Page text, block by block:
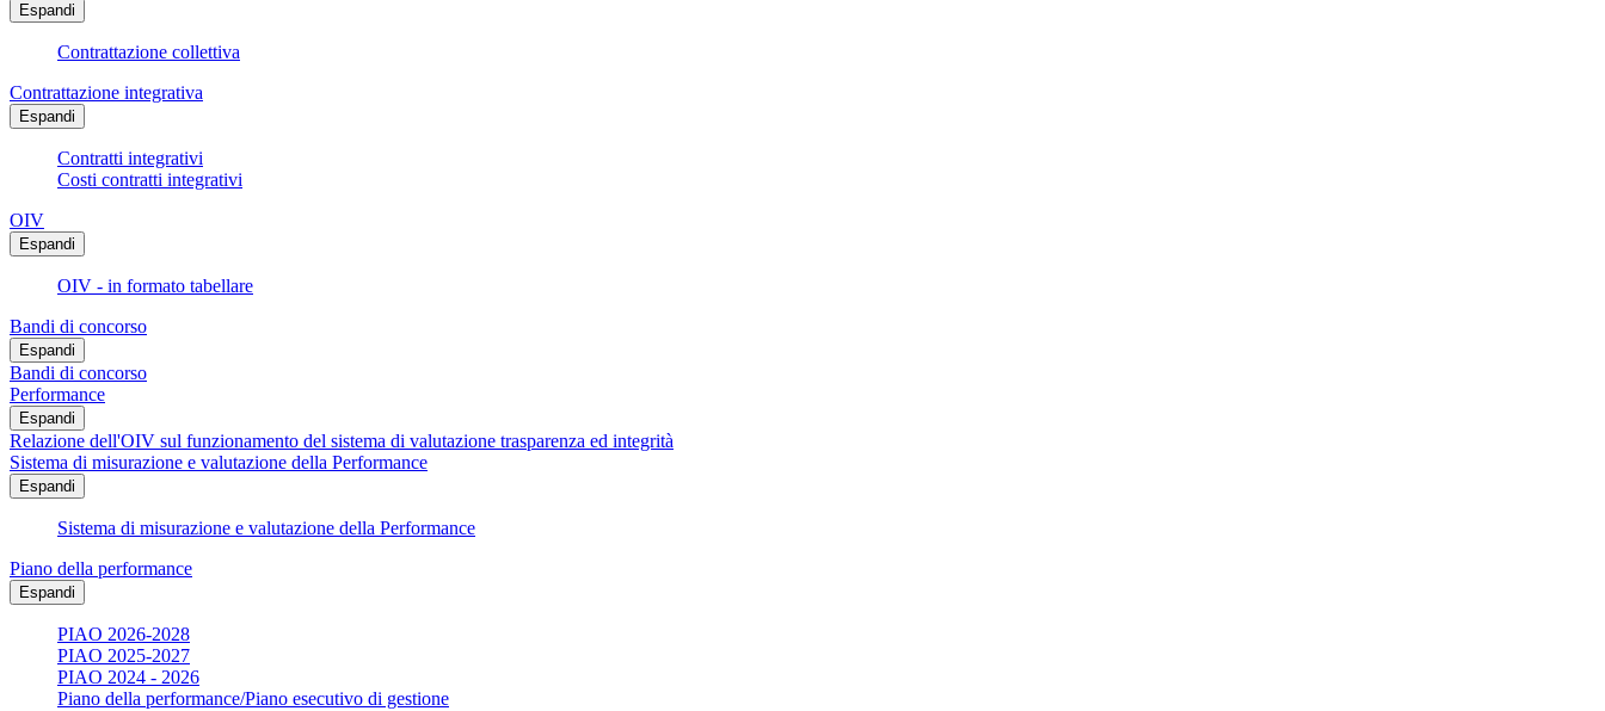
Espandi
Contrattazione collettiva
Contrattazione integrativa
Espandi
Contratti integrativi
Costi contratti integrativi
OIV
Espandi
OIV - in formato tabellare
Bandi di concorso
Espandi
Bandi di concorso
Performance
Espandi
Relazione dell'OIV sul funzionamento del sistema di valutazione trasparenza ed integrità
Sistema di misurazione e valutazione della Performance
Espandi
Sistema di misurazione e valutazione della Performance
Piano della performance
Espandi
PIAO 2026-2028
PIAO 2025-2027
PIAO 2024 - 2026
Piano della performance/Piano esecutivo di gestione